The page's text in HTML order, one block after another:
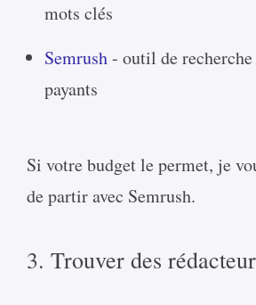
mots clés
Semrush- outil de
payants
Si votre budget le permet, je
de partir avec Semrush.
3. Trouver des